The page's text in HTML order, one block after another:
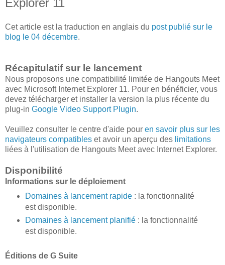
Explorer 11
Cet article est la traduction en anglais du post publié sur le
blog le 04 décembre.
Récapitulatif sur le lancement
Nous proposons une compatibilité limitée de Hangouts Meet
avec Microsoft Internet Explorer 11. Pour en bénéficier, vous
devez télécharger et installer la version la plus récente du
plug-in Google Video Support Plugin.
Veuillez consulter le centre d'aide pour en savoir plus sur les
navigateurs compatibles et avoir un aperçu des limitations
liées à l'utilisation de Hangouts Meet avec Internet Explorer.
Disponibilité
Informations sur le déploiement
Domaines à lancement rapide: la fonctionnalité
est disponible.
Domaines à lancement planifié: la fonctionnalité
est disponible.
Éditions de G Suite